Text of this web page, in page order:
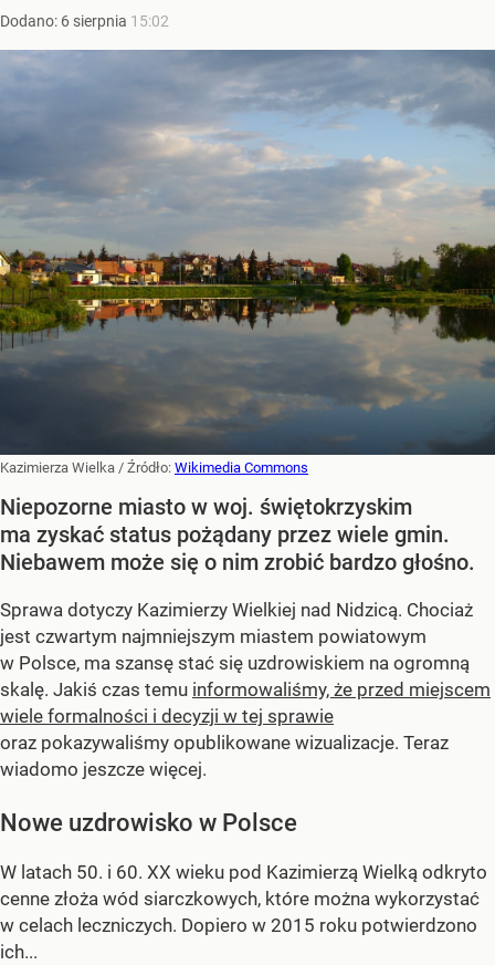
Dodano: 6 sierpnia 15:02
Kazimierza Wielka / Źródło: Wikimedia Commons
Niepozorne miasto w woj. świętokrzyskim
ma zyskać status pożądany przez wiele gmin.
Niebawem może się o nim zrobić bardzo głośno.
Sprawa dotyczy Kazimierzy Wielkiej nad Nidzicą. Chociaż
jest czwartym najmniejszym miastem powiatowym
w Polsce, ma szansę stać się uzdrowiskiem na ogromną
skalę. Jakiś czas temu informowaliśmy, że przed miejscem
wiele formalności i decyzji w tej sprawie
oraz pokazywaliśmy opublikowane wizualizacje. Teraz
wiadomo jeszcze więcej.
Nowe uzdrowisko w Polsce
W latach 50. i 60. XX wieku pod Kazimierzą Wielką odkryto
cenne złoża wód siarczkowych, które można wykorzystać
w celach leczniczych. Dopiero w 2015 roku potwierdzono
ich...